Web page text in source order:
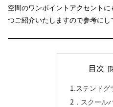
空間のワンポイントアクセント
つご紹介いたしますので参考にし
目次
1.ステンドグ
2．スクール